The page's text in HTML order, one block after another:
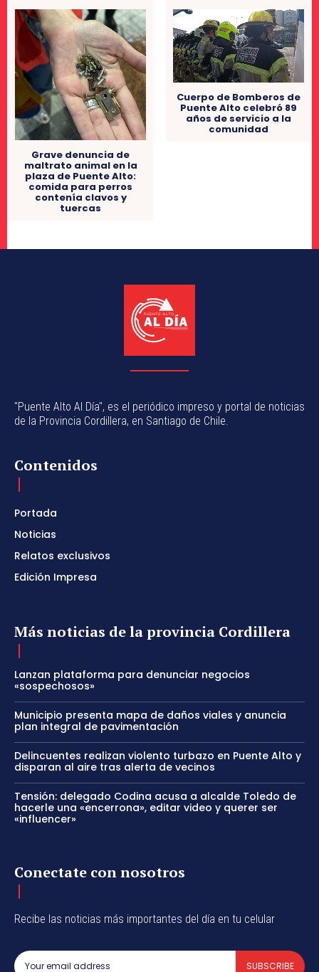
Grave denuncia de
maltrato animal en la
plaza de Puente Alto:
comida para perros
contenía clavos y
tuercas
Cuerpo de Bomberos de
Puente Alto celebró 89
años de servicio a la
comunidad
"Puente Alto Al Día", es el periódico impreso y portal de noticias
de la Provincia Cordillera, en Santiago de Chile.
Contenidos
Portada
Noticias
Relatos exclusivos
Edición Impresa
Más noticias de la provincia Cordillera
Lanzan plataforma para denunciar negocios
«sospechosos»
Municipio presenta mapa de daños viales y anuncia
plan integral de pavimentación
Delincuentes realizan violento turbazo en Puente Alto y
disparan al aire tras alerta de vecinos
Tensión: delegado Codina acusa a alcalde Toledo de
hacerle una «encerrona», editar video y querer ser
«influencer»
Conectate con nosotros
Recibe las noticias más importantes del día en tu celular
SUBSCRIBE